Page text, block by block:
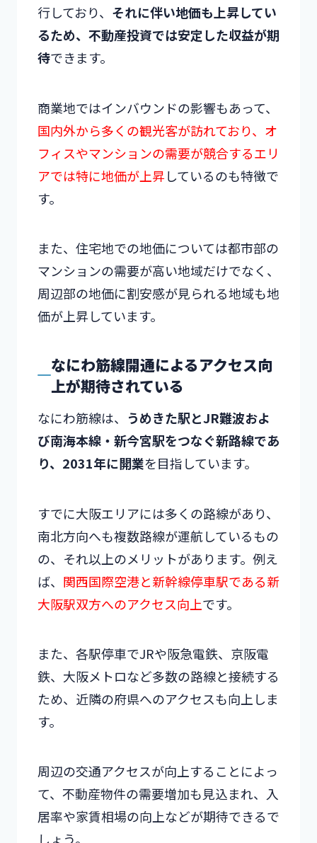
行しており、 それに伴い地価も上昇してい
るため、不動産投資では安定した収益が期
待できます。
商業地ではインバウンドの影響もあって、
国内外から多くの観光客が訪れており、オ
フィスやマンションの需要が競合するエリ
アでは特に地価が上昇しているのも特徴で
す。
また、住宅地での地価については都市部の
マンションの需要が高い地域だけでなく、
周辺部の地価に割安感が見られる地域も地
価が上昇しています。
なにわ筋線開通によるアクセス向
上が期待されている
なにわ筋線は、 うめきた駅とJR難波およ
び南海本線・新今宮駅をつなぐ新路線であ
り、2031年に開業を目指しています。
すでに大阪エリアには多くの路線があり、
南北方向へも複数路線が運航しているもの
の、それ以上のメリットがあります。例え
ば、 関西国際空港と新幹線停車駅である新
大阪駅双方へのアクセス向上です。
また、各駅停車でJRや阪急電鉄、京阪電
鉄、大阪メトロなど多数の路線と接続する
ため、近隣の府県へのアクセスも向上しま
す。
周辺の交通アクセスが向上することによっ
て、不動産物件の需要増加も見込まれ、入
居率や家賃相場の向上などが期待できるで
しょう。